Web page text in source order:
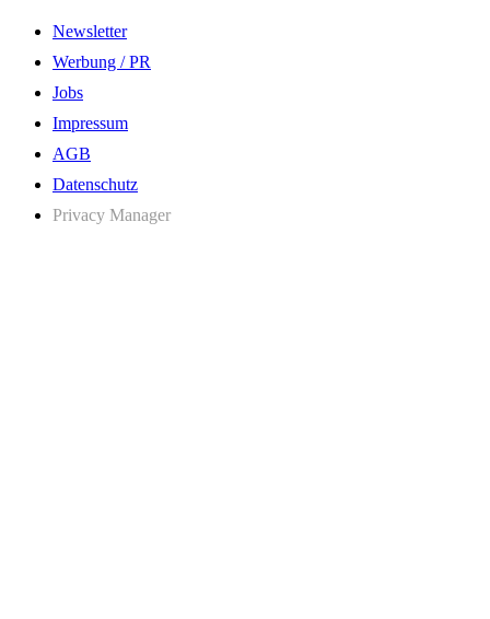
Newsletter
Werbung / PR
Jobs
Impressum
AGB
Datenschutz
Privacy Manager